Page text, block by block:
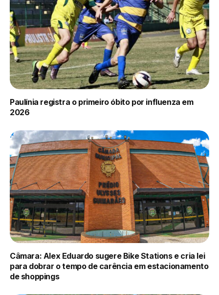
Paulínia registra o primeiro óbito por influenza em
2026
Câmara: Alex Eduardo sugere Bike Stations e cria lei
para dobrar o tempo de carência em estacionamento
de shoppings